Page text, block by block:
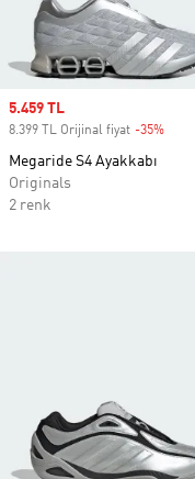
Sale price
5.459 TL
8.399 TL Orijinal fiyat -35%
Megaride S4 Ayakkabı
Originals
2 renk